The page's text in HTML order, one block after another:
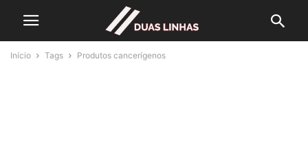
Início Tags Produtos cancerígenos